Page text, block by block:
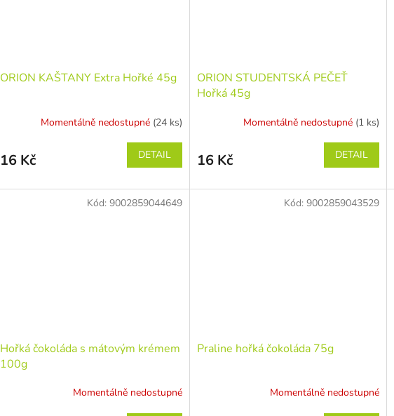
ORION KAŠTANY Extra Hořké 45g
Momentálně nedostupné (24 ks)
16 Kč DETAIL
ORION STUDENTSKÁ PEČEŤ
Hořká 45g
Momentálně nedostupné (1 ks)
16 Kč DETAIL
Hořká čokoláda s mátovým krémem
100g
Momentálně nedostupné
Kód: 9002859044649
Praline hořká čokoláda 75g
Momentálně nedostupné
Kód: 9002859043529